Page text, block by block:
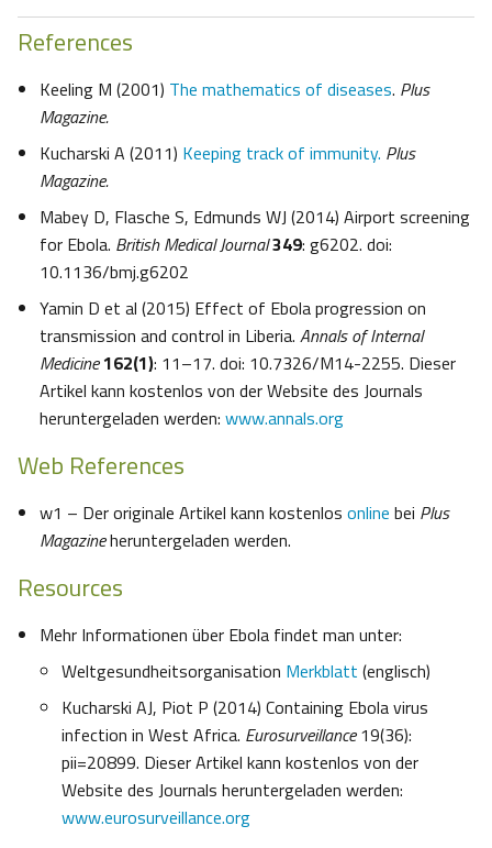
References
Keeling M (2001) The mathematics of diseases. Plus
Magazine.
Kucharski A (2011) Keeping track of immunity. Plus
Magazine.
Mabey D, Flasche S, Edmunds WJ (2014) Airport screening
for Ebola. British Medical Journal349: g6202. doi:
10.1136/bmj.g6202
Yamin D et al (2015) Effect of Ebola progression on
transmission and control in Liberia. Annals of Internal
Medicine162(1): 11–17. doi: 10.7326/M14-2255. Dieser
Artikel kann kostenlos von der Website des Journals
heruntergeladen werden: www.annals.org
Web References
w1 – Der originale Artikel kann kostenlos online bei Plus
Magazineheruntergeladen werden.
Resources
Mehr Informationen über Ebola findet man unter:
Weltgesundheitsorganisation Merkblatt (englisch)
Kucharski AJ, Piot P (2014) Containing Ebola virus
infection in West Africa. Eurosurveillance19(36):
pii=20899. Dieser Artikel kann kostenlos von der
Website des Journals heruntergeladen werden:
www.eurosurveillance.org